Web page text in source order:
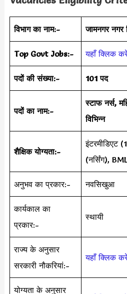
विभाग का नाम:- जामनगर नगर
Top Govt Jobs:- यहाँ क्लिक
पदों की संख्या:- 101 पद
पदों का नाम:-
स्टाफ नर्स,
विभिन्न
शैक्षिक योग्यता:-
इंटरमीडिएट
(नर्सिंग),
अनुभव का प्रकार:- नवसिखुआ
कार्यकाल का
प्रकार:-
स्थायी
राज्य के अनुसार
सरकारी नौकरियां:-
यहाँ क्लिक
योग्यता के अनुसार